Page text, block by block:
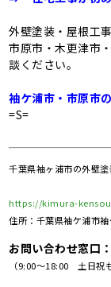
外壁塗装・屋根工
市原市・木更津市
談ください。
袖ケ浦市・市原市
=S=
千葉県袖ヶ浦市の外壁
https://kimura-
住所：千葉県袖ケ浦市
お問い合わせ窓口：
（9:00～18:00 土日祝